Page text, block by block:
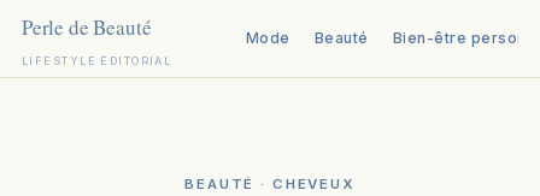
LIFESTYLE ÉDITORIAL
Mode Beauté Bien-être
BEAUTÉ · CHEVEUX